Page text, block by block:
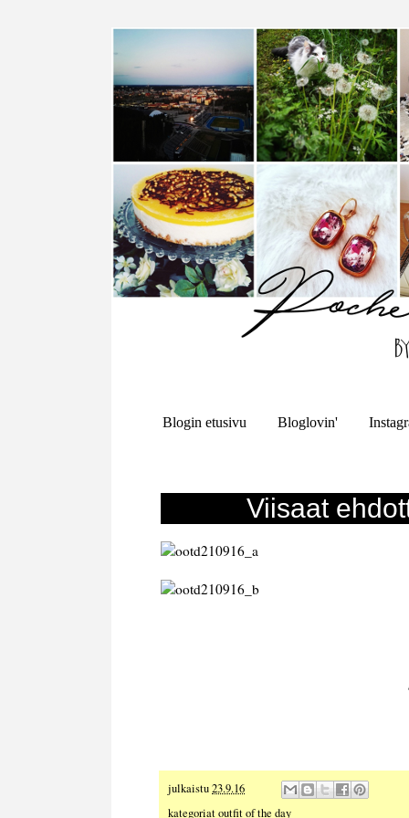
Blogin etusivu Bloglovin'
Viisaat
julkaistu23.9.16
kategoriatoutfit of the day